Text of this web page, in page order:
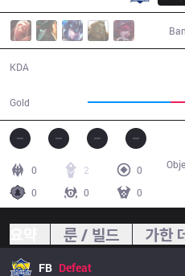
KDA
Gold
0 2
0
0
0 0
룬 / 빌드 가한
FB Defeat